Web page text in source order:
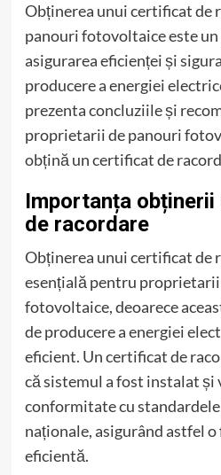
Obținerea unui certificat de
panouri fotovoltaice este un
asigurarea eficienței și
producere a energiei
prezenta concluziile și
proprietarii de panouri
obțină un certificat de
Importanța
de racordare
Obținerea unui certificat de
esențială pentru
fotovoltaice, deoarece
de producere a energiei
eficient. Un certificat de
că sistemul a fost instalat și
conformitate cu
naționale, asigurând astfel
eficientă.